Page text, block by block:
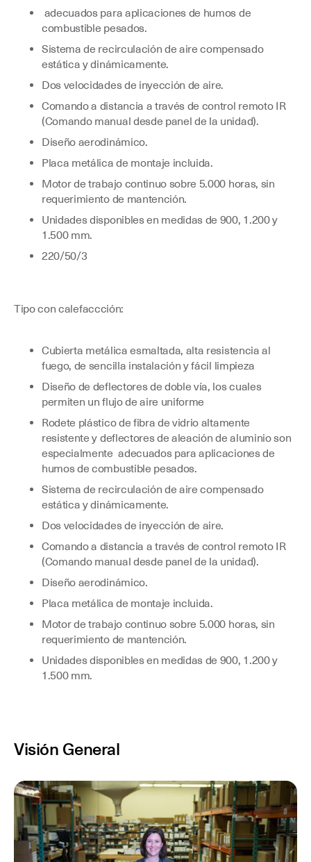
adecuados para aplicaciones de humos de
combustible pesados.
Sistema de recirculación de aire compensado
estática y dinámicamente.
Dos velocidades de inyección de aire.
Comando a distancia a través de control remoto IR
(Comando manual desde panel de la unidad).
Diseño aerodinámico.
Placa metálica de montaje incluida.
Motor de trabajo continuo sobre 5.000 horas, sin
requerimiento de mantención.
Unidades disponibles en medidas de 900, 1.200 y
1.500 mm.
220/50/3
Tipo con calefaccción:
Cubierta metálica esmaltada, alta resistencia al
fuego, de sencilla instalación y fácil limpieza
Diseño de deflectores de doble vía, los cuales
permiten un flujo de aire uniforme
Rodete plástico de fibra de vidrio altamente
resistente y deflectores de aleación de aluminio son
especialmente adecuados para aplicaciones de
humos de combustible pesados.
Sistema de recirculación de aire compensado
estática y dinámicamente.
Dos velocidades de inyección de aire.
Comando a distancia a través de control remoto IR
(Comando manual desde panel de la unidad).
Diseño aerodinámico.
Placa metálica de montaje incluida.
Motor de trabajo continuo sobre 5.000 horas, sin
requerimiento de mantención.
Unidades disponibles en medidas de 900, 1.200 y
1.500 mm.
Visión General